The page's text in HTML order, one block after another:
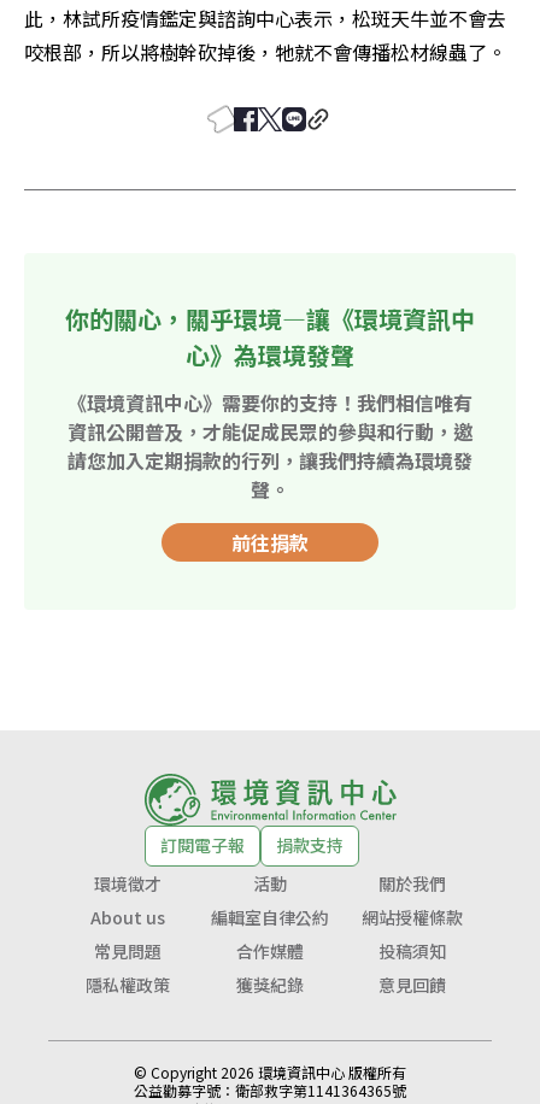
此，林試所疫情鑑定與諮詢中心表示，松斑天牛並不會去
咬根部，所以將樹幹砍掉後，牠就不會傳播松材線蟲了。
你的關心，關乎環境—讓《環境資訊中
心》為環境發聲
《環境資訊中心》需要你的支持！我們相信唯有
資訊公開普及，才能促成民眾的參與和行動，邀
請您加入定期捐款的行列，讓我們持續為環境發
聲。
前往捐款
訂閱電子報
捐款支持
環境徵才
活動
關於我們
About us
編輯室自律公約
網站授權條款
常見問題
合作媒體
投稿須知
隱私權政策
獲獎紀錄 意見回饋
© Copyright 2026 環境資訊中心 版權所有
公益勸募字號： 衛部救字第1141364365號